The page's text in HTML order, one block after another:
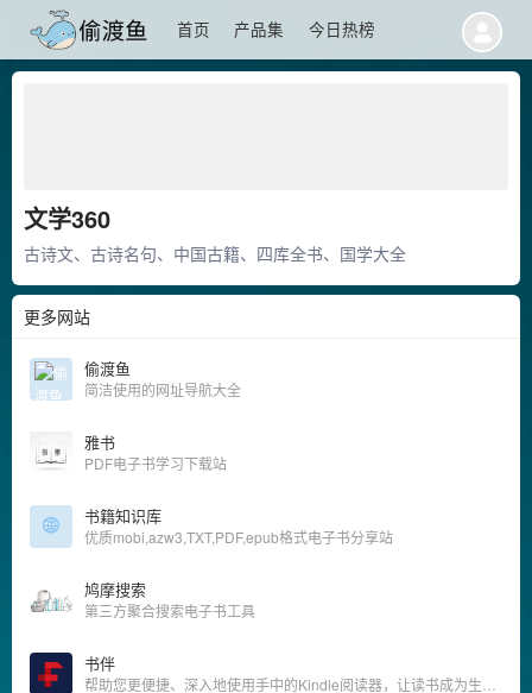
首页 产品集 今日热榜
文学360
古诗文、古诗名句、中国古籍、四库全书、国学大全
更多网站
偷渡鱼
简洁使用的网址导航大全
雅书
PDF电子书学习下载站
书籍知识库
优质mobi,azw3,TXT,PDF,epub格式电子书分享站
鸠摩搜索
第三方聚合搜索电子书工具
书伴